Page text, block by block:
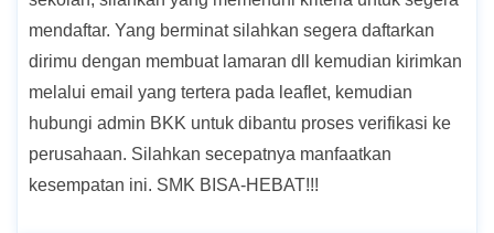
mendaftar. Yang berminat silahkan segera daftarkan
dirimu dengan membuat lamaran dll kemudian kirimkan
melalui email yang tertera pada leaflet, kemudian
hubungi admin BKK untuk dibantu proses verifikasi ke
perusahaan. Silahkan secepatnya manfaatkan
kesempatan ini. SMK BISA-HEBAT!!!